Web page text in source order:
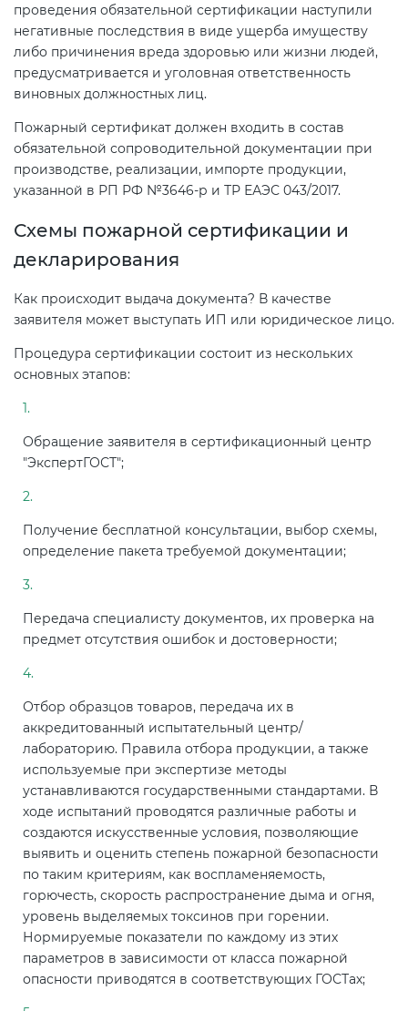
проведения обязательной сертификации наступили
негативные последствия в виде ущерба имуществу
либо причинения вреда здоровью или жизни людей,
предусматривается и уголовная ответственность
виновных должностных лиц.
Пожарный сертификат должен входить в состав
обязательной сопроводительной документации при
производстве, реализации, импорте продукции,
указанной в РП РФ №3646-р и ТР ЕАЭС 043/2017.
Схемы пожарной сертификации и
декларирования
Как происходит выдача документа? В качестве
заявителя может выступать ИП или юридическое лицо.
Процедура сертификации состоит из нескольких
основных этапов:
Обращение заявителя в сертификационный центр
"ЭкспертГОСТ";
Получение бесплатной консультации, выбор схемы,
определение пакета требуемой документации;
Передача специалисту документов, их проверка на
предмет отсутствия ошибок и достоверности;
Отбор образцов товаров, передача их в
аккредитованный испытательный центр/
лабораторию. Правила отбора продукции, а также
используемые при экспертизе методы
устанавливаются государственными стандартами. В
ходе испытаний проводятся различные работы и
создаются искусственные условия, позволяющие
выявить и оценить степень пожарной безопасности
по таким критериям, как воспламеняемость,
горючесть, скорость распространение дыма и огня,
уровень выделяемых токсинов при горении.
Нормируемые показатели по каждому из этих
параметров в зависимости от класса пожарной
опасности приводятся в соответствующих ГОСТах;